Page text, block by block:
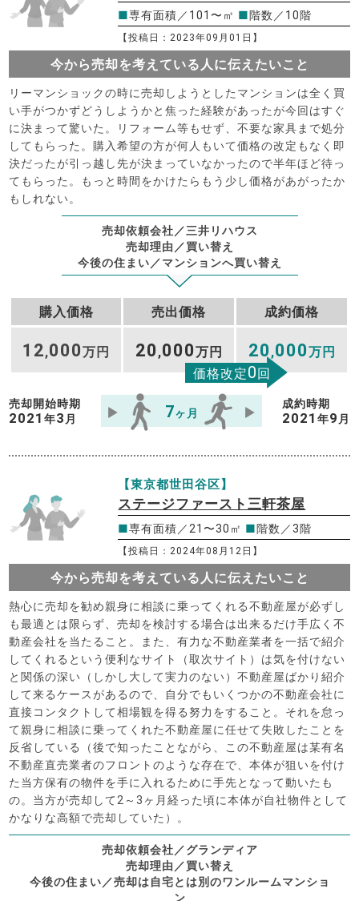
■専有面積／101〜㎡ ■階数／10階
【投稿日：2023年09月01日】
今から売却を考えている人に伝えたいこと
リーマンショックの時に売却しようとしたマンションは全く買
い手がつかずどうしようかと焦った経験があったが今回はすぐ
に決まって驚いた。リフォーム等もせず、不要な家具まで処分
してもらった。購入希望の方が何人もいて価格の改定もなく即
決だったが引っ越し先が決まっていなかったので半年ほど待っ
てもらった。もっと時間をかけたらもう少し価格があがったか
もしれない。
売却依頼会社／三井リハウス
売却理由／買い替え
今後の住まい／マンションへ買い替え
購入価格 売出価格 成約価格
12,000万円 20 ,000万円 20 ,000万円
価格改定0回
売却開始時期
2021年3 月 7ヶ月
成約時期
2021 年9 月
【東京都世田谷区】
ステージファースト三軒茶屋
■専有面積／21〜30㎡ ■階数／3階
【投稿日：2024年08月12日】
今から売却を考えている人に伝えたいこと
熱心に売却を勧め親身に相談に乗ってくれる不動産屋が必ずし
も最適とは限らず、売却を検討する場合は出来るだけ手広く不
動産会社を当たること。また、有力な不動産業者を一括で紹介
してくれるという便利なサイト（取次サイト）は気を付けない
と関係の深い（しかし大して実力のない）不動産屋ばかり紹介
して来るケースがあるので、自分でもいくつかの不動産会社に
直接コンタクトして相場観を得る努力をすること。それを怠っ
て親身に相談に乗ってくれた不動産屋に任せて失敗したことを
反省している（後で知ったことながら、この不動産屋は某有名
不動産直売業者のフロントのような存在で、本体が狙いを付け
た当方保有の物件を手に入れるために手先となって動いたも
の。当方が売却して2～3ヶ月経った頃に本体が自社物件として
かなりな高額で売却していた）。
売却依頼会社／グランディア
売却理由／買い替え
今後の住まい／売却は自宅とは別のワンルームマンショ
ン